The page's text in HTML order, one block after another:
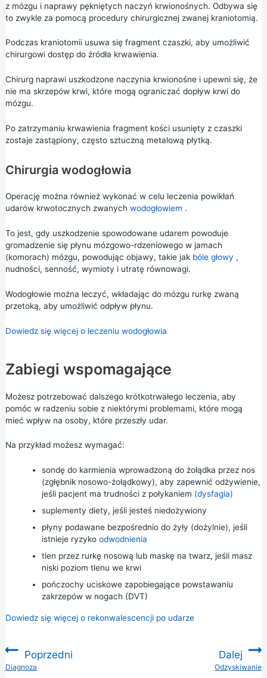
z mózgu i naprawy pękniętych naczyń krwionośnych. Odbywa się
to zwykle za pomocą procedury chirurgicznej zwanej kraniotomią.
Podczas kraniotomii usuwa się fragment czaszki, aby umożliwić
chirurgowi dostęp do źródła krwawienia.
Chirurg naprawi uszkodzone naczynia krwionośne i upewni się, że
nie ma skrzepów krwi, które mogą ograniczać dopływ krwi do
mózgu.
Po zatrzymaniu krwawienia fragment kości usunięty z czaszki
zostaje zastąpiony, często sztuczną metalową płytką.
Chirurgia wodogłowia
Operację można również wykonać w celu leczenia powikłań
udarów krwotocznych zwanych wodogłowiem .
To jest, gdy uszkodzenie spowodowane udarem powoduje
gromadzenie się płynu mózgowo-rdzeniowego w jamach
(komorach) mózgu, powodując objawy, takie jak bóle głowy ,
nudności, senność, wymioty i utratę równowagi.
Wodogłowie można leczyć, wkładając do mózgu rurkę zwaną
przetoką, aby umożliwić odpływ płynu.
Dowiedz się więcej o leczeniu wodogłowia
Zabiegi wspomagające
Możesz potrzebować dalszego krótkotrwałego leczenia, aby
pomóc w radzeniu sobie z niektórymi problemami, które mogą
mieć wpływ na osoby, które przeszły udar.
Na przykład możesz wymagać:
sondę do karmienia wprowadzoną do żołądka przez nos
(zgłębnik nosowo-żołądkowy), aby zapewnić odżywienie,
jeśli pacjent ma trudności z połykaniem (dysfagia)
suplementy diety, jeśli jesteś niedożywiony
płyny podawane bezpośrednio do żyły (dożylnie), jeśli
istnieje ryzyko odwodnienia
tlen przez rurkę nosową lub maskę na twarz, jeśli masz
niski poziom tlenu we krwi
pończochy uciskowe zapobiegające powstawaniu
zakrzepów w nogach (DVT)
Dowiedz się więcej o rekonwalescencji po udarze
Poprzedni
:Diagnoza
Dalej
Odzyskiwanie